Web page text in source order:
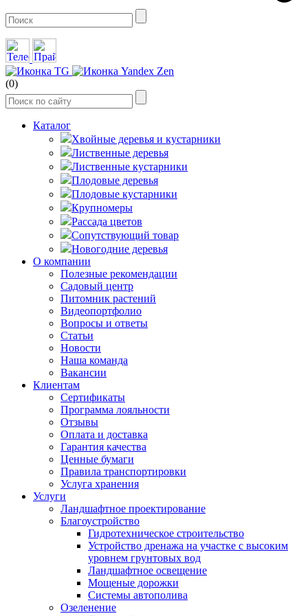
(0)
Каталог
Хвойные деревья и кустарники
Лиственные деревья
Лиственные кустарники
Плодовые деревья
Плодовые кустарники
Крупномеры
Рассада цветов
Сопутствующий товар
Новогодние деревья
О компании
Полезные рекомендации
Садовый центр
Питомник растений
Видеопортфолио
Вопросы и ответы
Статьи
Новости
Наша команда
Вакансии
Клиентам
Сертификаты
Программа лояльности
Отзывы
Оплата и доставка
Гарантия качества
Ценные бумаги
Правила транспортировки
Услуга хранения
Услуги
Ландшафтное проектирование
Благоустройство
Гидротехническое строительство
Устройство дренажа на участке с высоким
уровнем грунтовых вод
Ландшафтное освещение
Мощеные дорожки
Системы автополива
Озеленение